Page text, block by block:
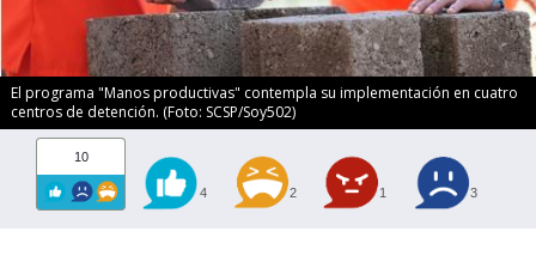
El programa "Manos productivas" contempla su implementación en cuatro
centros de detención. (Foto: SCSP/Soy502)
10
4 2 1 3